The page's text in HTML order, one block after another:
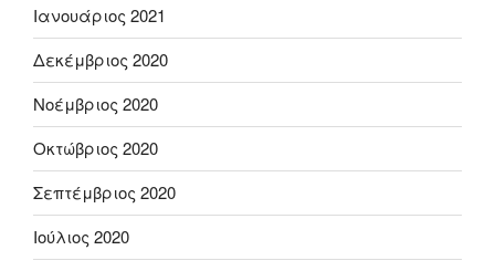
Ιανουάριος 2021
Δεκέμβριος 2020
Νοέμβριος 2020
Οκτώβριος 2020
Σεπτέμβριος 2020
Ιούλιος 2020